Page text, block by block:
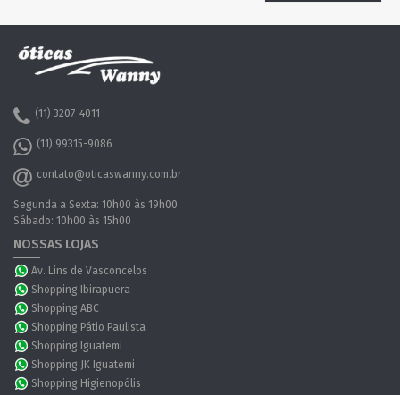
(11) 3207-4011
(11) 99315-9086
contato@oticaswanny.com.br
Segunda a Sexta: 10h00 às 19h00
Sábado: 10h00 às 15h00
NOSSAS LOJAS
Av. Lins de Vasconcelos
Shopping Ibirapuera
Shopping ABC
Shopping Pátio Paulista
Shopping Iguatemi
Shopping JK Iguatemi
Shopping Higienopólis